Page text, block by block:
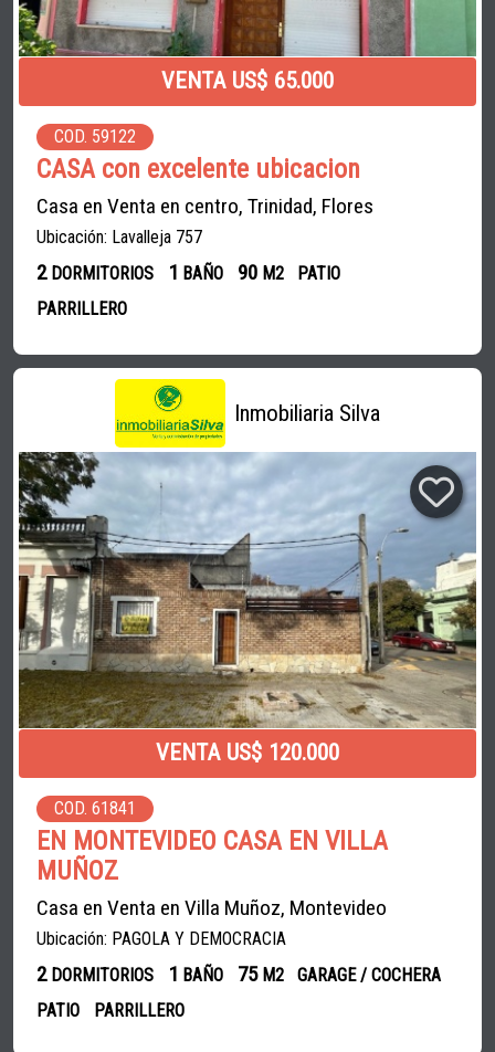
VENTA US$ 65.000
COD. 59122
CASA con excelente ubicacion
Casa en Venta en centro, Trinidad, Flores
Ubicación: Lavalleja 757
2DORMITORIOS 1 BAÑO 90 M2
PATIO
PARRILLERO
Inmobiliaria Silva
VENTA US$ 120.000
COD. 61841
EN MONTEVIDEO CASA EN VILLA
MUÑOZ
Casa en Venta en Villa Muñoz, Montevideo
Ubicación: PAGOLA Y DEMOCRACIA
2DORMITORIOS 1 BAÑO 75 M2
GARAGE / COCHERA
PATIO
PARRILLERO